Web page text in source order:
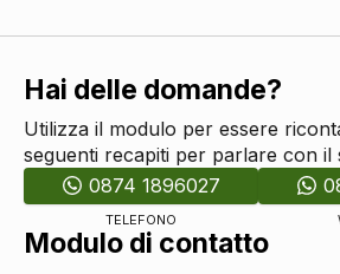
Specchietti retrovisori elettrici
Specchietti retrovisori in tinta
Spoiler posteriore
Fendinebbia
Luci diurne
Hai delle domande?
Utilizza il modulo per essere
seguenti recapiti per parlare con il
0874 1896027
TELEFONO
Modulo di contatto